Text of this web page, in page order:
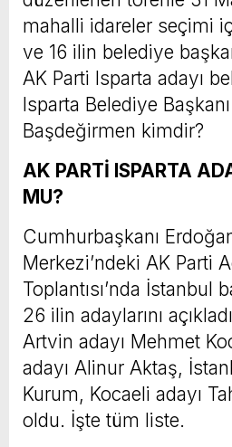
mahalli idareler seçimi
ve 16 ilin belediye
AK Parti Isparta adayı
Isparta Belediye
Başdeğirmen kimdir?
AK PARTİ ISPARTA
MU?
Cumhurbaşkanı
Merkezi’ndeki AK Parti
Toplantısı’nda İstanbul
26 ilin adaylarını
Artvin adayı Mehmet
adayı Alinur Aktaş,
Kurum, Kocaeli adayı
oldu. İşte tüm liste.